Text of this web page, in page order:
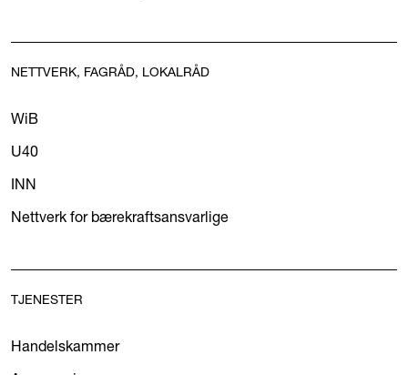
NETTVERK, FAGRÅD, LOKALRÅD
WiB
U40
INN
Nettverk for bærekraftsansvarlige
TJENESTER
Handelskammer